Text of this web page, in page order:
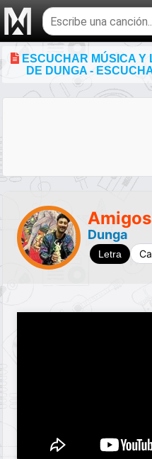
Buscar
temas
musicales
ESCUCHAR MÚSICA Y
DE DUNGA -
Dunga
Letra